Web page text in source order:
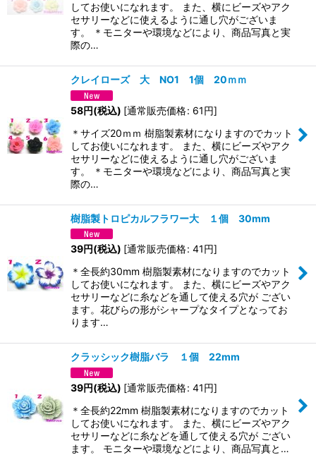
してお使いになれます。 また、横にビーズやアク
セサリーなどに使えるように通し穴がございま
す。 ＊モニターや環境などにより、商品写真と実
際の…
クレイローズ 大 NO1 1個 20ｍｍ
58円(税込) [通常販売価格: 61円]
＊サイズ20ｍｍ 樹脂製素材になりますのでカット
してお使いになれます。 また、横にビーズやアク
セサリーなどに使えるように通し穴がございま
す。 ＊モニターや環境などにより、商品写真と実
際の…
樹脂製トロピカルフラワー大 １個 30mm
39円(税込) [通常販売価格: 41円]
＊全長約30mm 樹脂製素材になりますのでカット
してお使いになれます。 また、横にビーズやアク
セサリーなどに糸などを通して使える穴が ござい
ます。花びらの形がシャープなタイプとなってお
ります…
クラッシック樹脂バラ １個 22mm
39円(税込) [通常販売価格: 41円]
＊全長約22mm 樹脂製素材になりますのでカット
してお使いになれます。 また、横にビーズやアク
セサリーなどに糸などを通して使える穴が ござい
ます。 モニターや環境などにより、商品写真と…